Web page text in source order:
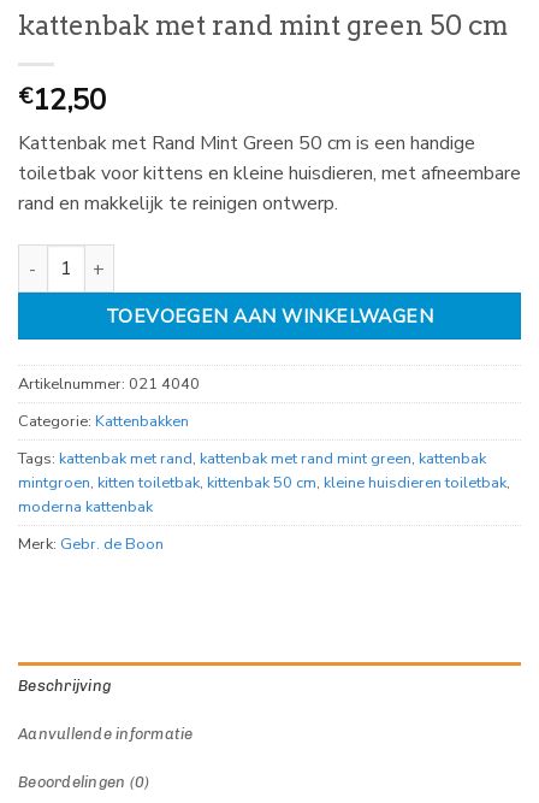
kattenbak met rand mint green 50 cm
€12,50
Kattenbak met Rand Mint Green 50 cm is een handige
toiletbak voor kittens en kleine huisdieren, met afneembare
rand en makkelijk te reinigen ontwerp.
kattenbak met rand mint green 50 cm aantal
TOEVOEGEN AAN WINKELWAGEN
Artikelnummer: 021 4040
Categorie: Kattenbakken
Tags: kattenbak met rand, kattenbak met rand mint green, kattenbak
mintgroen, kitten toiletbak, kittenbak 50 cm, kleine huisdieren toiletbak,
moderna kattenbak
Merk: Gebr. de Boon
Beschrijving
Aanvullende informatie
Beoordelingen (0)